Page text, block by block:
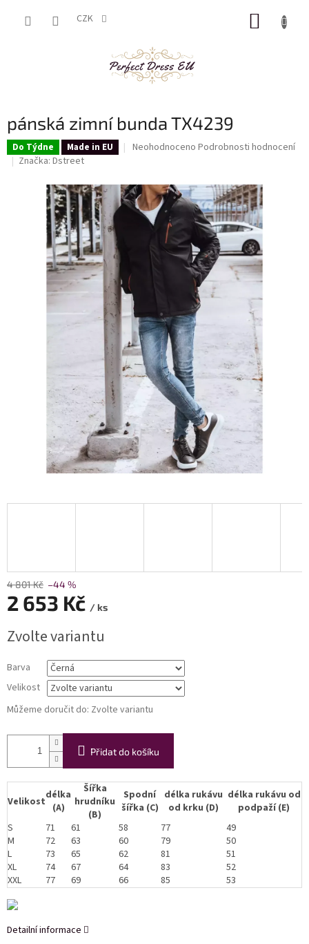
CZK
pánská zimní bunda TX4239
Do Týdne Made in EU
Průměrné
je
0,0
z
hvězdiček.
Neohodnoceno Podrobnosti hodnocení
Značka: Dstreet
4 801 Kč –44 %
2 653 Kč / ks
cena:
Zvolte variantu
Barva
Velikost
Můžeme doručit do: Zvolte variantu
Přidat do košíku
Velikostdélka
(A)
Šířka
hrudníku
(B)
Spodní
šířka (C)
délka rukávu
od krku (D)
délka rukávu od
podpaží (E)
S
71 61 58 77
49
M
72 63 60 79
50
L
73 65 62 81
51
XL
74 67 64 83
52
XXL
77 69 66 85 53
Detailní informace